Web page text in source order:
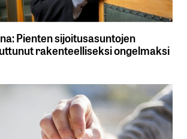
Pienten sijoitusasuntojen
rakenteelliseksi ongelmaksi